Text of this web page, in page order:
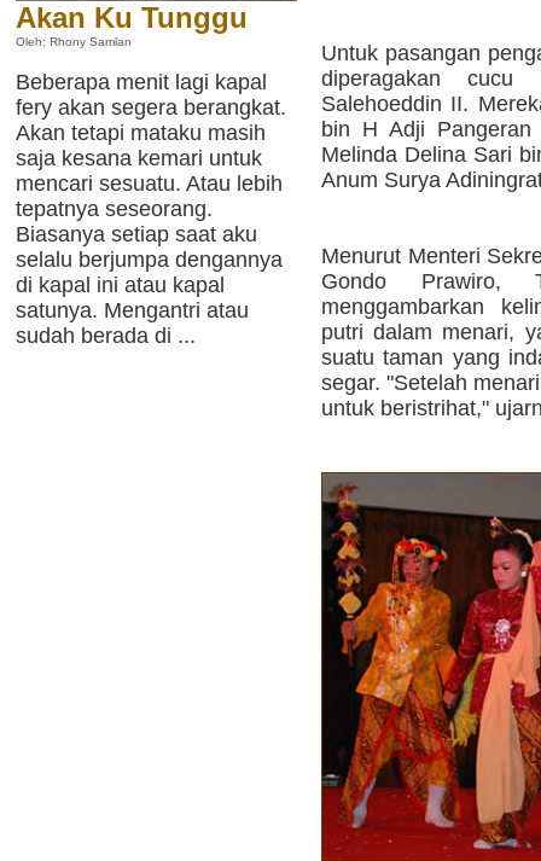
Akan Ku Tunggu
Oleh: Rhony Samlan
Beberapa menit lagi kapal
fery akan segera berangkat.
Akan tetapi mataku masih
saja kesana kemari untuk
mencari sesuatu. Atau lebih
tepatnya seseorang.
Biasanya setiap saat aku
selalu berjumpa dengannya
di kapal ini atau kapal
satunya. Mengantri atau
sudah berada di ...
Untuk pasangan
diperagakan
Salehoeddin II.
bin H Adji
Melinda Delina Sari
Anum Surya
Menurut Menteri
Gondo Prawiro,
menggambarkan
putri dalam menari,
suatu taman yang
segar. "Setelah
untuk beristrihat,"